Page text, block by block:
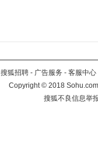
搜狐招聘 - 广告服务 - 客服中心
Copyright©2018
搜狐不良信息举